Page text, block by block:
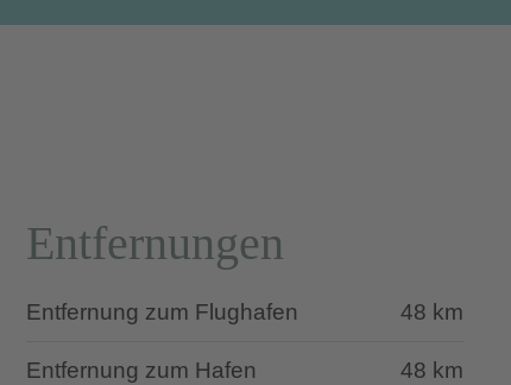
Entfernungen
Entfernung zum Flughafen 48 km
Entfernung zum Hafen 48 km